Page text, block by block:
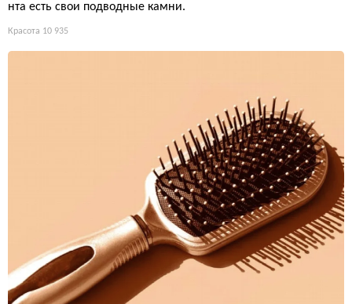
нта есть свои подводные камни.
Красота 10 935